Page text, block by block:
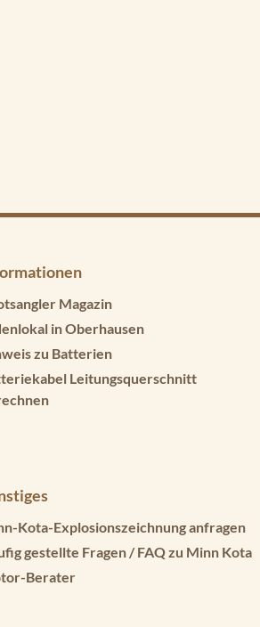
Magazin
in Oberhausen
zu Batterien
Leitungsquerschnitt
Kota-Explosionszeichnung anfragen
gestellte Fragen / FAQ zu Minn Kota
Berater